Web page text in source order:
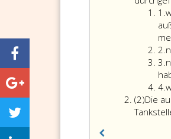
1.
2.
2
3.
3
4.
4
(2)Absatz
2
Die